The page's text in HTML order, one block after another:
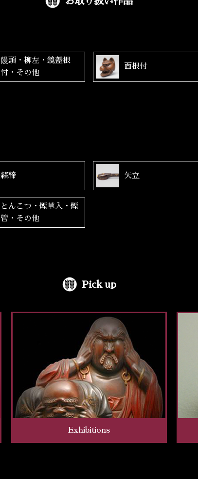
饅頭・柳左・鏡蓋根
付・その他
面根付
緒締 矢立
とんこつ・煙草入・煙
管・その他
Pick up
Exhibitions